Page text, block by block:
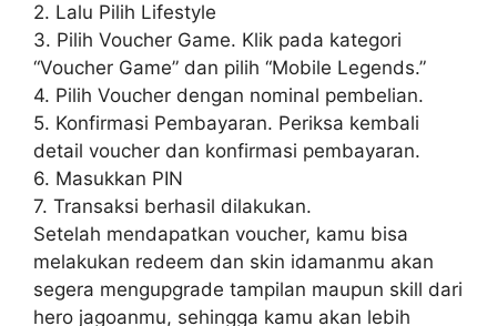
2. Lalu Pilih Lifestyle
3. Pilih Voucher Game. Klik pada kategori
“Voucher Game” dan pilih “Mobile Legends.”
4. Pilih Voucher dengan nominal pembelian.
5. Konfirmasi Pembayaran. Periksa kembali
detail voucher dan konfirmasi pembayaran.
6. Masukkan PIN
7. Transaksi berhasil dilakukan.
Setelah mendapatkan voucher, kamu bisa
melakukan redeem dan skin idamanmu akan
segera mengupgrade tampilan maupun skill dari
hero jagoanmu, sehingga kamu akan lebih